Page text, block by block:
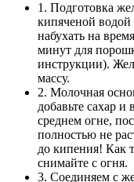
1. Подготовка
кипяченой водой
набухать на
минут для
инструкции).
массу.
2. Молочная
добавьте сахар
среднем огне,
полностью не
до кипения! Как
снимайте с огня.
3. Соединяем с